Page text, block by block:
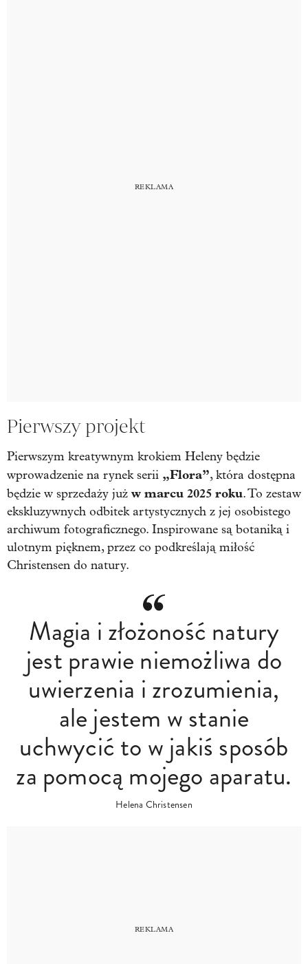
Pierwszy projekt
Pierwszym kreatywnym krokiem Heleny będzie
wprowadzenie na rynek serii „Flora”, która dostępna
będzie w sprzedaży już w marcu 2025 roku. To zestaw
ekskluzywnych odbitek artystycznych z jej osobistego
archiwum fotograficznego. Inspirowane są botaniką i
ulotnym pięknem, przez co podkreślają miłość
Christensen do natury.
Magia i złożoność natury
jest prawie niemożliwa do
uwierzenia i zrozumienia,
ale jestem w stanie
uchwycić to w jakiś sposób
za pomocą mojego aparatu.
Helena Christensen